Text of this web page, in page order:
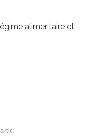
alimentaire et